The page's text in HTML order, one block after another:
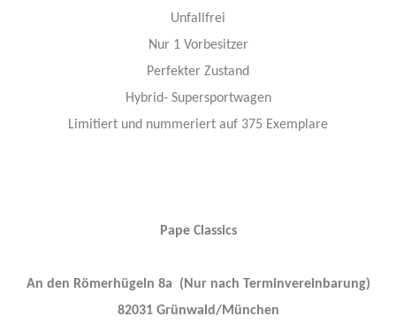
Unfallfrei
Nur 1 Vorbesitzer
Perfekter Zustand
Hybrid- Supersportwagen
Limitiert und nummeriert auf 375 Exemplare
Pape Classics
An den Römerhügeln 8a (Nur nach Terminvereinbarung)
82031 Grünwald/München